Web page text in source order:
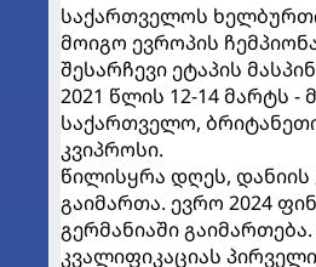
საქართველოს
მოიგო ევროპის
შესარჩევი ეტაპის
2021 წლის 12-14 მარტს -
საქართველო,
კვიპროსი.
წილისყრა დღეს, დანიის
გაიმართა. ევრო 2024
გერმანიაში
კვალიფიკაციას